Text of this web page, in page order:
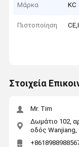
Μάρκα KC
Πιστοποίηση
Στοιχεία
Mr. Tim
Δωμάτιο 102,
οδός Wanjiang,